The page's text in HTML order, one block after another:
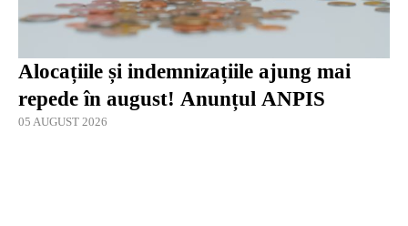
Alocațiile și indemnizațiile ajung mai
repede în august! Anunțul ANPIS
05 AUGUST 2026